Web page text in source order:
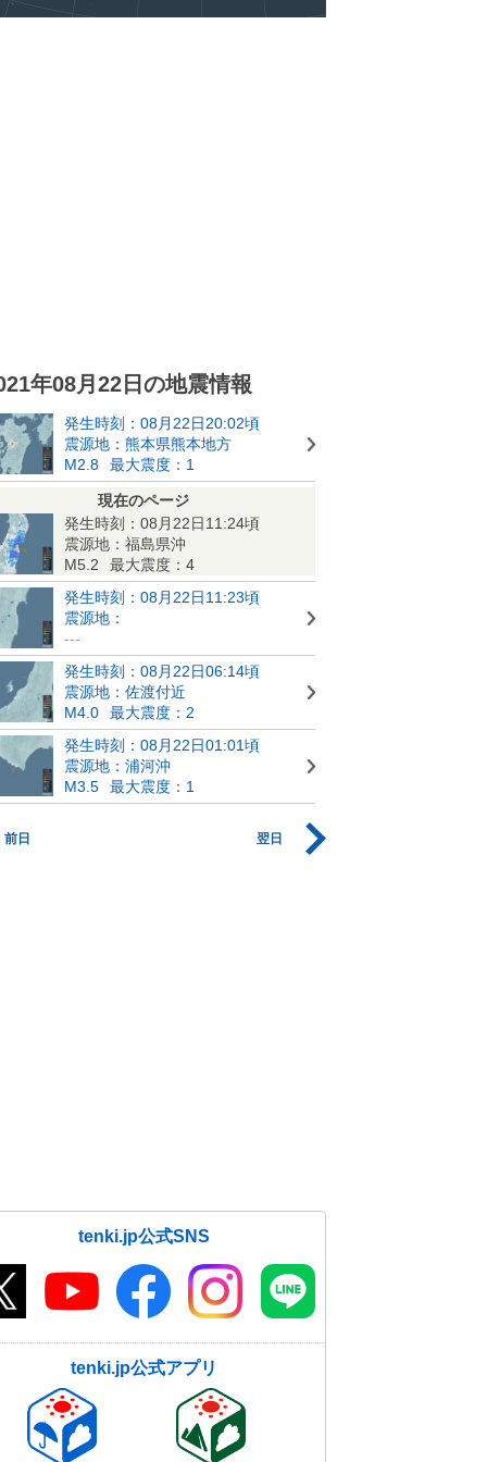
年08月22日の地震情報
発生時刻：08月22日20:02頃
震源地：熊本県熊本地方
M2.8
最大震度：1
現在のページ
発生時刻：08月22日11:24頃
震源地：福島県沖
M5.2
最大震度：4
発生時刻：08月22日11:23頃
震源地：
---
発生時刻：08月22日06:14頃
震源地：佐渡付近
M4.0
最大震度：2
発生時刻：08月22日01:01頃
震源地：浦河沖
M3.5
最大震度：1
前日 翌日
tenki.jp公式SNS
tenki.jp公式アプリ